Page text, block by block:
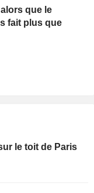
que le
fait plus que
le toit de Paris